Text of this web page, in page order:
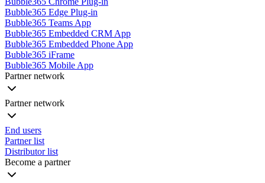
Bubble365 Edge Plug-in
Bubble365 Teams App
Bubble365 Embedded CRM App
Bubble365 Embedded Phone App
Bubble365 iFrame
Bubble365 Mobile App
Partner network
Partner network
End users
Partner list
Distributor list
Become a partner